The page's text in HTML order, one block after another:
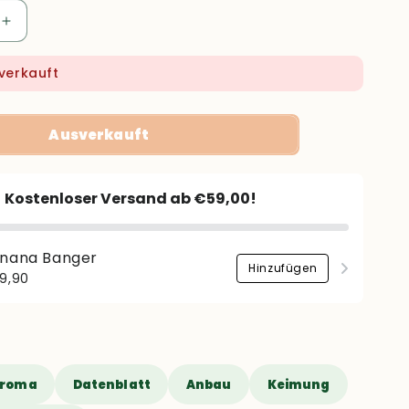
Erhöhe
die
Menge
Ausverkauft
Kostenloser Versand ab €59,00!
Banger Hinzufügen
Datenblatt Anbau Keimung